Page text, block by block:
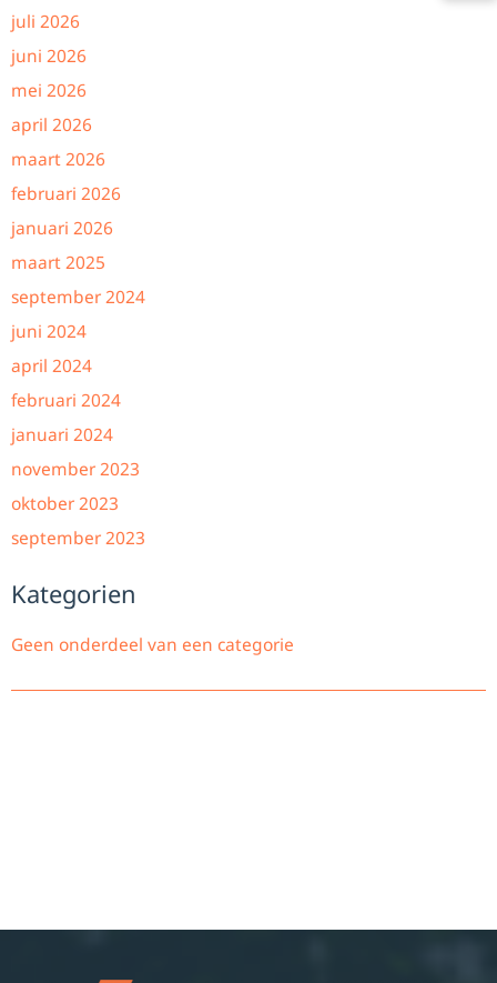
juli 2026
juni 2026
mei 2026
april 2026
maart 2026
februari 2026
januari 2026
maart 2025
september 2024
juni 2024
april 2024
februari 2024
januari 2024
november 2023
oktober 2023
september 2023
Kategorien
Geen onderdeel van een categorie